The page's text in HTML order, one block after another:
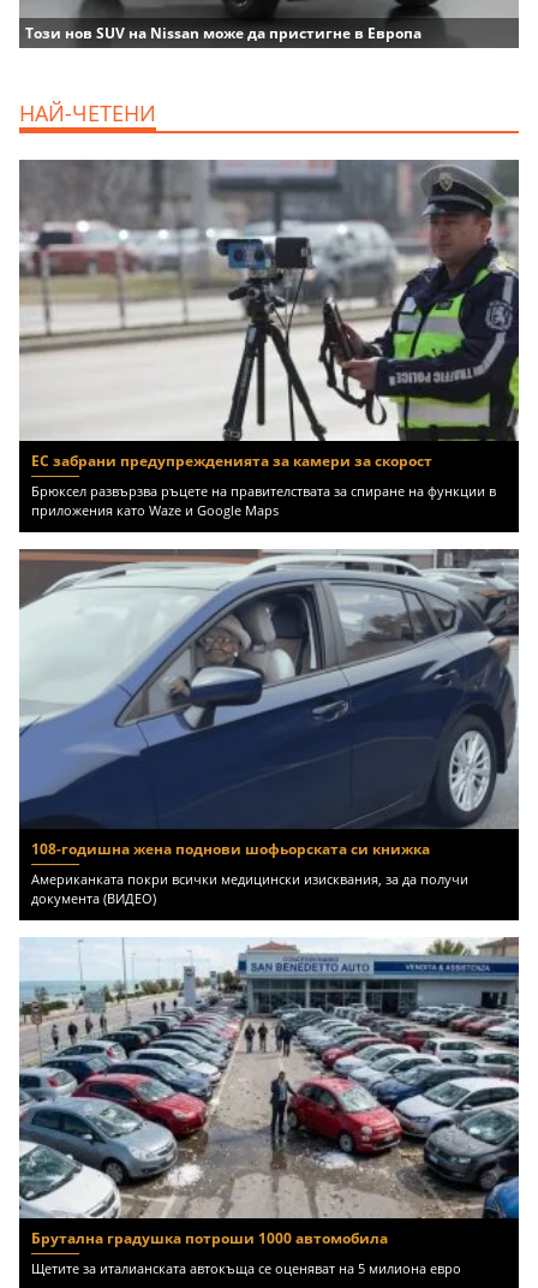
Този нов SUV на Nissan може да пристигне в Европа
НАЙ-ЧЕТЕНИ
ЕС забрани предупрежденията за камери за скорост
Брюксел развързва ръцете на правителствата за спиране на функции в
приложения като Waze и Google Maps
108-годишна жена поднови шофьорската си книжка
Американката покри всички медицински изисквания, за да получи
документа (ВИДЕО)
Брутална градушка потроши 1000 автомобила
Щетите за италианската автокъща се оценяват на 5 милиона евро